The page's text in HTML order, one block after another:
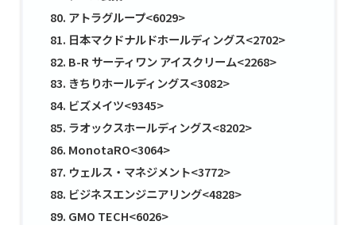
アトラグループ<6029>
日本マクドナルドホールディングス<2702>
B-R サーティワン アイスクリーム<2268>
きちりホールディングス<3082>
ビズメイツ<9345>
ラオックスホールディングス<8202>
MonotaRO<3064>
ウェルス・マネジメント<3772>
ビジネスエンジニアリング<4828>
GMO TECH<6026>